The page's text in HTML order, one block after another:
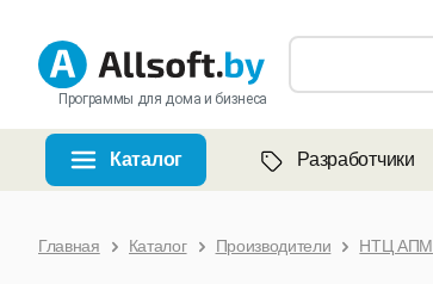
Программы для дома и бизнеса
Каталог Разработчики
Главная Каталог Производители НТЦ АПМ